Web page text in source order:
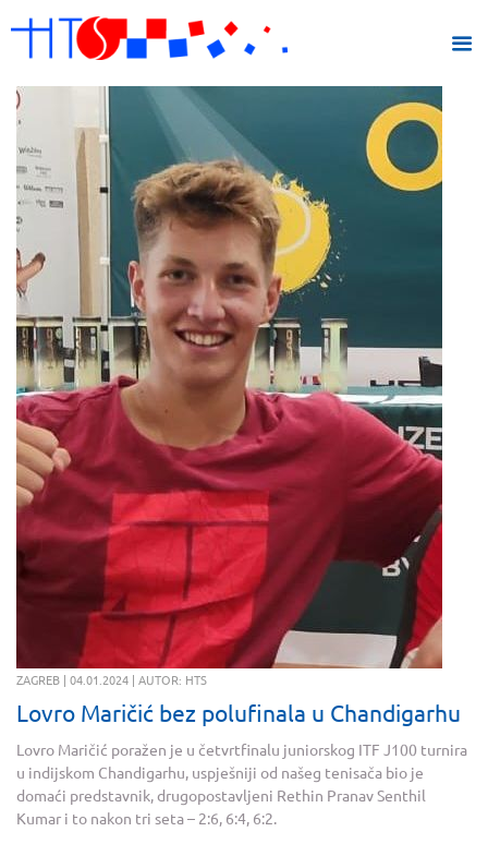
ZAGREB | 04.01.2024 | AUTOR: HTS
Lovro Maričić bez polufinala u Chandigarhu
Lovro Maričić poražen je u četvrtfinalu juniorskog ITF J100 turnira
u indijskom Chandigarhu, uspješniji od našeg tenisača bio je
domaći predstavnik, drugopostavljeni Rethin Pranav Senthil
Kumar i to nakon tri seta – 2:6, 6:4, 6:2.